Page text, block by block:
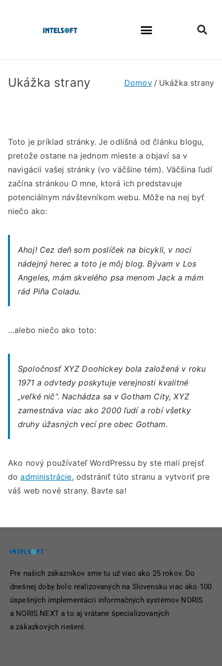
Ukážka strany Domov Ukážka strany
Toto je príklad stránky. Je odlišná od článku blogu,
pretože ostane na jednom mieste a objaví sa v
navigácii vašej stránky (vo väčšine tém). Väčšina ľudí
začína stránkou O mne, ktorá ich predstavuje
potenciálnym návštevníkom webu. Môže na nej byť
niečo ako:
Ahoj! Cez deň som poslíček na bicykli, v noci
nádejný herec a toto je môj blog. Bývam v Los
Angeles, mám skvelého psa menom Jack a mám
rád Piña Coladu.
…alebo niečo ako toto:
Spoločnosť XYZ Doohickey bola založená v roku
1971 a odvtedy poskytuje verejnosti kvalitné
„veľké nič“. Nachádza sa v Gotham City, XYZ
zamestnáva viac ako 2000 ľudí a robí všetky
druhy úžasných vecí pre obec Gotham.
Ako nový používateľ WordPressu by ste mali prejsť
doadministrácie, odstrániť túto stranu a vytvoriť pre
váš web nové strany. Bavte sa!
Pre našich zákazníkov sme tu už viac ako 25 rokov. Do
dnešnej doby bolo realizovaných na Slovensku viac ako 100
úspešných implementácii informačných systémov NORIS
a NORIS.NEXT a to aj vrátane špecializovaných
a zákazkových riešení.